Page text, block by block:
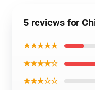
5 reviews for
★★★★★
★★★★☆
★★★☆☆